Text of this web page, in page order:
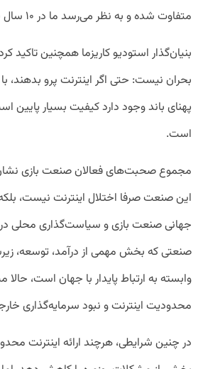
متفاوت شده و به نظر می‌رسد ما در ۱۰ سال پیش هستیم.
بنیان‌گذار استودیو کاریزما همچنین تاکید
بحران نیست: حتی اگر اینترنت پرو بدهند،
پهنای باند وجود دارد کیفیت بسیار پایین
است.
مجموع صحبت‌های فعالان صنعت بازی
این صنعت صرفا اختلال اینترنت نیست،
جهانی صنعت بازی و سیاست‌گذاری محلی
صنعتی که بخش مهمی از درآمد، توسعه،
وابسته به ارتباط پایدار با جهان است، حالا
محدودیت اینترنت و نبود سرمایه‌گذاری
در چنین شرایطی، هرچند ارائه اینترنت